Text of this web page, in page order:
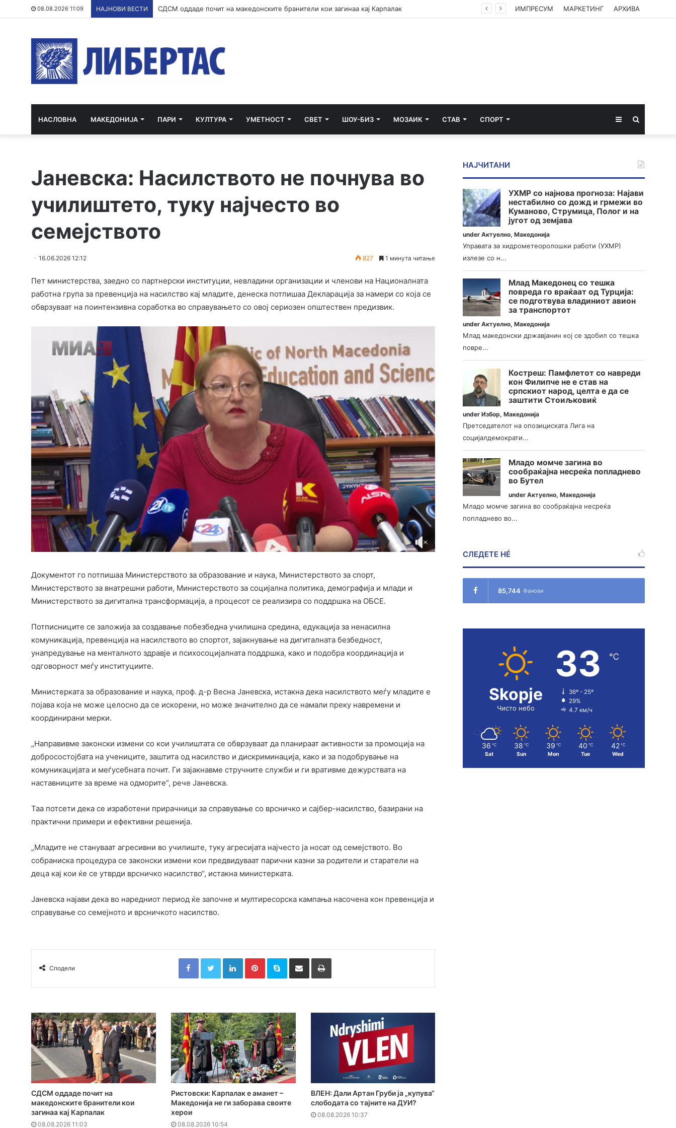
08.08.2026 11:09 НАЈНОВИ ВЕСТИ Ристовски: Карпалак е аманет – Македонија не ги заборава своите херои ИМПРЕСУМ МАРКЕТИНГ АРХИВА
НАСЛОВНА МАКЕДОНИЈА ПАРИ КУЛТУРА УМЕТНОСТ СВЕТ ШОУ-БИЗ МОЗАИК СТАВ СПОРТ Sidebar
Јаневска: Насилството не почнува во
училиштето, туку најчесто во
семејството
16.06.2026 12:12 827 1 минута читање
Пет министерства, заедно со партнерски институции, невладини организации и членови на Националната
работна група за превенција на насилство кај младите, денеска потпишаа Декларација за намери со која се
обврзуваат на поинтензивна соработка во справувањето со овој сериозен општествен предизвик.
Документот го потпишаа Министерството за образование и наука, Министерството за спорт,
Министерството за внатрешни работи, Министерството за социјална политика, демографија и млади и
Министерството за дигитална трансформација, а процесот се реализира со поддршка на ОБСЕ.
Потписниците се заложија за создавање побезбедна училишна средина, едукација за ненасилна
комуникација, превенција на насилството во спортот, зајакнување на дигиталната безбедност,
унапредување на менталното здравје и психосоцијалната поддршка, како и подобра координација и
одговорност меѓу институциите.
Министерката за образование и наука, проф. д-р Весна Јаневска, истакна дека насилството меѓу младите е
појава која не може целосно да се искорени, но може значително да се намали преку навремени и
координирани мерки.
„Направивме законски измени со кои училиштата се обврзуваат да планираат активности за промоција на
добросостојбата на учениците, заштита од насилство и дискриминација, како и за подобрување на
комуникацијата и меѓусебната почит. Ги зајакнавме стручните служби и ги вративме дежурствата на
наставниците за време на одморите“, рече Јаневска.
Таа потсети дека се изработени прирачници за справување со врсничко и сајбер-насилство, базирани на
практични примери и ефективни решенија.
„Младите не стануваат агресивни во училиште, туку агресијата најчесто ја носат од семејството. Во
собраниска процедура се законски измени кои предвидуваат парични казни за родители и старатели на
деца кај кои ќе се утврди врсничко насилство“, истакна министерката.
Јаневска најави дека во наредниот период ќе започне и мултиресорска кампања насочена кон превенција и
справување со семејното и врсничкото насилство.
Сподели
FacebookTwitterLinkedInPinterestSkype Сподели преку Е-маил Испринтај
СДСМ оддаде почит на
македонските бранители кои
загинаа кај Карпалак
08.08.2026 11:03
Ристовски: Карпалак е аманет –
Македонија не ги заборава своите
херои
08.08.2026 10:54
ВЛЕН: Дали Артан Груби ја „купува“
слободата со тајните на ДУИ?
08.08.2026 10:37
НАЈЧИТАНИ
УХМР со најнова прогноза: Најави
нестабилно со дожд и грмежи во
Куманово, Струмица, Полог и на
југот од земјава
underАктуелно,Македонија
Управата за хидрометеоролошки работи (УХМР)
излезе со н...
Млад Македонец со тешка
повреда го враќаат од Турција:
се подготвува владиниот авион
за транспортот
underАктуелно,Македонија
Млад македонски државјанин кој се здобил со тешка
повре...
Костреш: Памфлетот со навреди
кон Филипче не е став на
српскиот народ, целта е да се
заштити Стоиљковиќ
underИзбор,Македонија
Претседателот на опозициската Лига на
социјалдемократи...
Младо момче загина во
сообраќајна несреќа попладнево
во Бутел
underАктуелно,Македонија
Младо момче загина во сообраќајна несреќа
попладнево во...
СЛЕДЕТЕ НÉ
85,744 Фанови
Skopje
Чисто небо
33 ℃
36º - 25º
29%
4.7 км/ч
36 ℃
Sat
38 ℃
Sun
39 ℃
Mon
40 ℃
Tue
42 ℃
Wed